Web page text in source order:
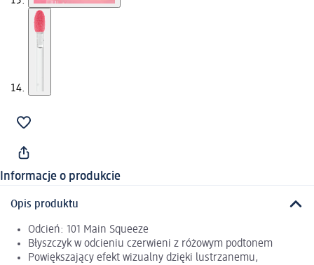
Informacje o produkcie
Opis produktu
Odcień: 101 Main Squeeze
Błyszczyk w odcieniu czerwieni z różowym podtonem
Powiększający efekt wizualny dzięki lustrzanemu,